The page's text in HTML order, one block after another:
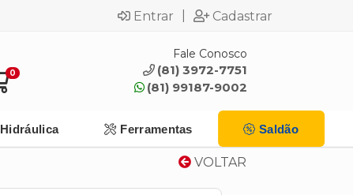
Entrar Cadastrar
0
Fale Conosco
(81) 3972-7751
(81) 99187-9002
Hidráulica Ferramentas Saldão
VOLTAR